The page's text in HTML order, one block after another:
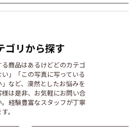
ゴリから探す
る商品はあるけどどのカテゴ
い」「この写真に写っている
など、漠然としたお悩みを
は是非、お気軽にお問い合
経験豊富なスタッフが丁寧
。